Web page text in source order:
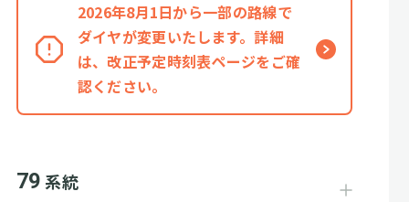
2026年8月1日から一部の路線で
ダイヤが変更いたします。詳細
は、改正予定時刻表ページをご確
認ください。
79 系統